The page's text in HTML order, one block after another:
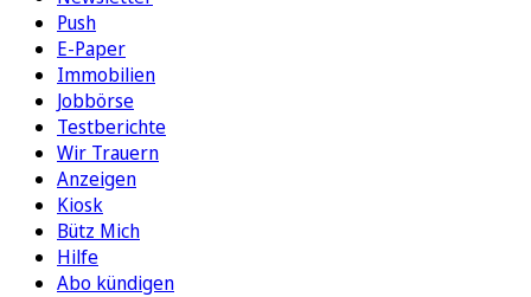
Push
E-Paper
Immobilien
Jobbörse
Testberichte
Wir Trauern
Anzeigen
Kiosk
Bütz Mich
Hilfe
Abo kündigen